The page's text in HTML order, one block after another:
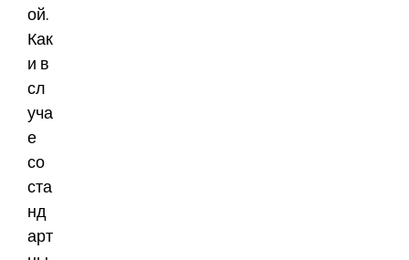
ой.
Как
и в
сл
уча
е
со
ста
нд
арт